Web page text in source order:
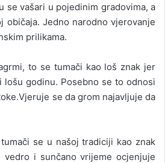
se vašari u pojedinim gradovima, a
običaja. Jedno narodno vjerovanje
prilikama.
to se tumači kao loš znak jer
lošu godinu. Posebno se to odnosi
se da grom najavljuje da
se u našoj tradiciji kao znak
vedro i sunčano vrijeme ocjenjuje